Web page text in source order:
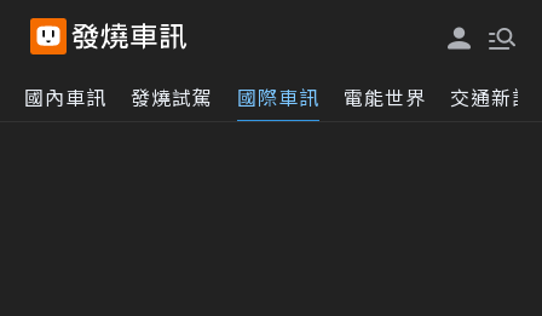
國內車訊 發燒試駕 國際車訊 電能世界 交通新訊